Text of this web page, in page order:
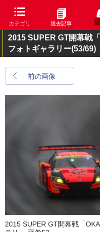
カテゴリ 過去記事
2015 SUPER GT開幕戦
フォトギャラリー(53/69)
前の画像
2015 SUPER GT開幕戦「